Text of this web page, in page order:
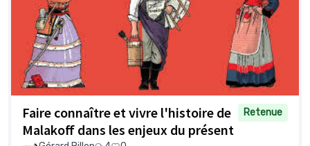
Faire connaître et vivre l'histoire de
Malakoff dans les enjeux du présent
Retenue